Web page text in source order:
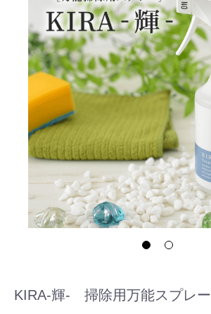
KIRA-輝- 掃除用万能スプレー